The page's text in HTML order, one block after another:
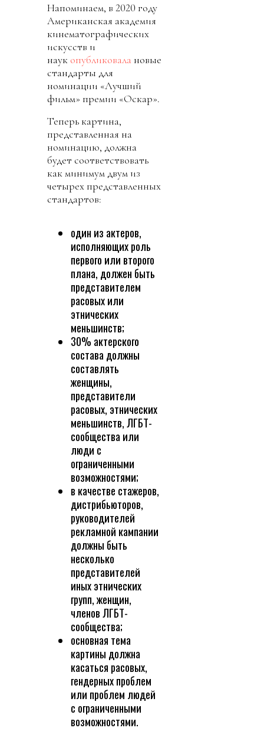
Напоминаем, в 2020 году
Американская академия
кинематографических
искусств и
наук опубликовала новые
стандарты для
номинации «Лучший
фильм» премии «Оскар».
Теперь картина,
представленная на
номинацию, должна
будет соответствовать
как минимум двум из
четырех представленных
стандартов:
один из актеров,
исполняющих роль
первого или второго
плана, должен быть
представителем
расовых или
этнических
меньшинств;
30% актерского
состава должны
составлять
женщины,
представители
расовых, этнических
меньшинств, ЛГБТ-
сообщества или
люди с
ограниченными
возможностями;
в качестве стажеров,
дистрибьюторов,
руководителей
рекламной кампании
должны быть
несколько
представителей
иных этнических
групп, женщин,
членов ЛГБТ-
сообщества;
основная тема
картины должна
касаться расовых,
гендерных проблем
или проблем людей
с ограниченными
возможностями.